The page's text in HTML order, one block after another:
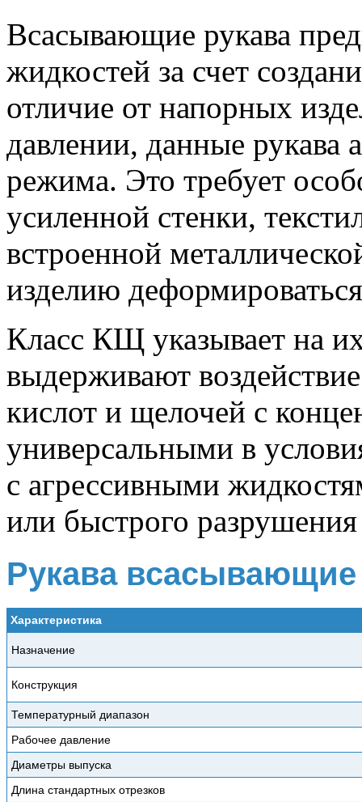
Всасывающие рукава
жидкостей за счет
отличие от напорных
давлении, данные рукава
режима. Это требует
усиленной стенки,
встроенной
изделию
Класс КЩ указывает на
выдерживают
кислот и щелочей с
универсальными в
с агрессивными
или быстрого
Рукава
Характеристика
Назначение
Конструкция
Температурный диапазон
Рабочее давление
Диаметры выпуска
Длина стандартных отрезков